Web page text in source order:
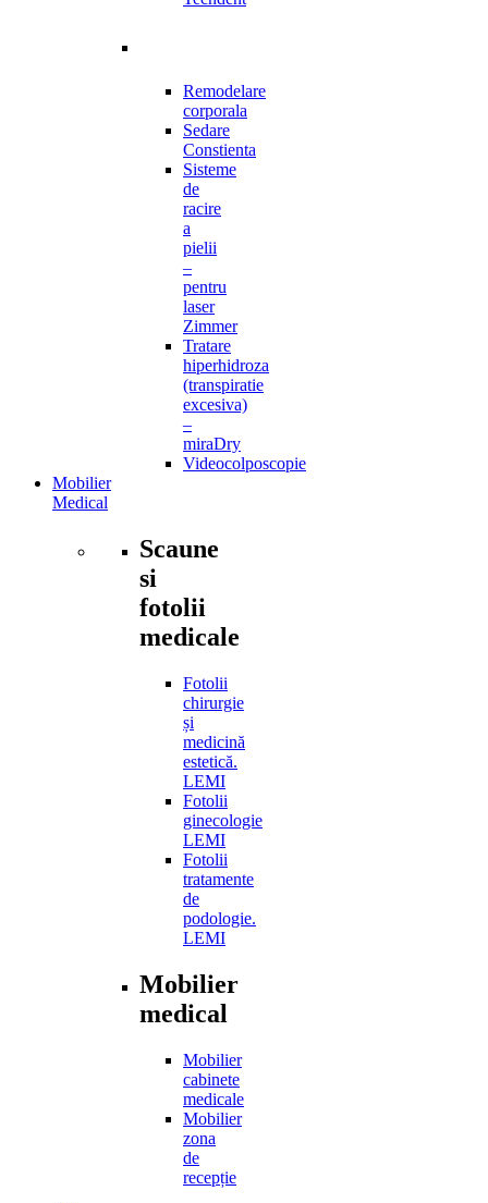
Remodelare
corporala
Sedare
Constienta
Sisteme
de
racire
a
pielii
–
pentru
laser
Zimmer
Tratare
hiperhidroza
(transpiratie
excesiva)
–
miraDry
Videocolposcopie
Mobilier
Medical
Scaune
si
fotolii
medicale
Fotolii
chirurgie
și
medicină
estetică.
LEMI
Fotolii
ginecologie
LEMI
Fotolii
tratamente
de
podologie.
LEMI
Mobilier
medical
Mobilier
cabinete
medicale
Mobilier
zona
de
recepție